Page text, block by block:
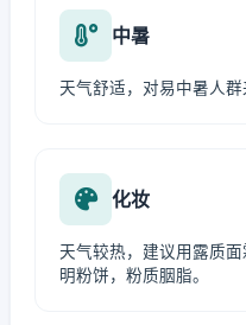
中暑
天气舒适，对易中暑人群
化妆
天气较热，建议用露质
明粉饼，粉质胭脂。